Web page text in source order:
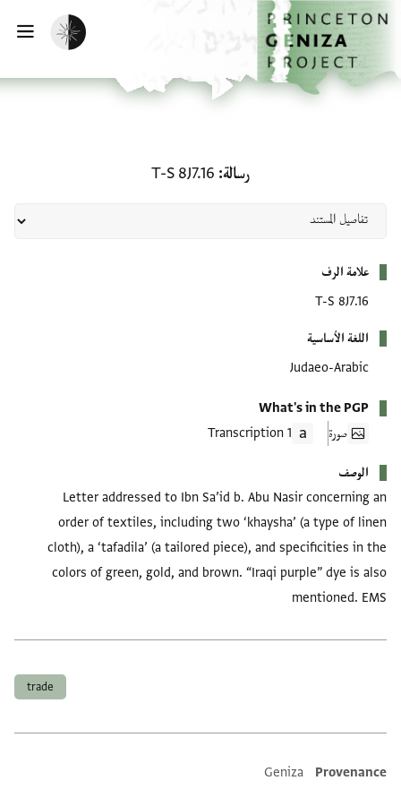
إلى المحتوى الرئيسي
الرئيسية
تفعيل الوضع المظلم
رسالة T-S 8J7.16
علامة الرف
T-S 8J7.16
اللغة الأساسية
Judaeo-Arabic
What's in the PGP
صورة
1 Transcription
الوصف
Letter addressed to Ibn Sa’id b. Abu Nasir concerning an
order of textiles, including two ‘khaysha’ (a type of linen
cloth), a ‘tafadila’ (a tailored piece), and specificities in the
colors of green, gold, and brown. “Iraqi purple” dye is also
mentioned. EMS
trade
Additional metadata
Provenance
Geniza